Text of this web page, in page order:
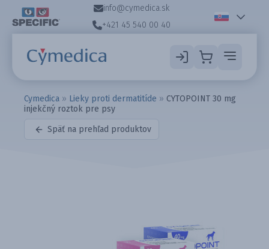
info@cymedica.sk
+421 45 540 00 40
Cymedica » Lieky proti dermatitíde » CYTOPOINT 30 mg
injekčný roztok pre psy
Späť na prehľad produktov